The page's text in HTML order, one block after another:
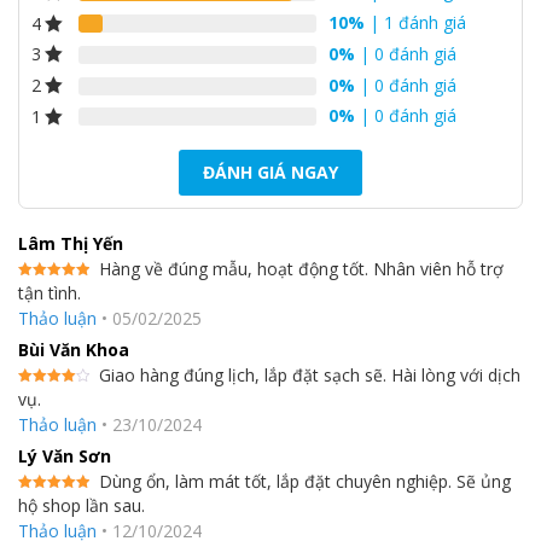
*Miệng gió vào dạng chuông mượt và quạt dạng
xoắn ốc
Miệng gió vào dạng chuông mượt và quạt dạng xoắn ốc hoạt
động nhằm giúp giảm thiểu sự nhiễu loạn trong luồng không khí
và giảm âm thanh.
*Động cơ quạt DC
Hiệu suất được cải thiện ở tất cả các phạm vi so với động cơ AC
thông thường, đặc biệt là ở tốc độ thấp.
4
10% | 1 đánh giá
3
0% | 0 đánh giá
2
0% | 0 đánh giá
1
0% | 0 đánh giá
ĐÁNH GIÁ NGAY
Lâm Thị Yến
Được xếp
hạng5 5
sao
Hàng về đúng mẫu, hoạt động tốt. Nhân viên hỗ trợ
tận tình.
Thảo luận • 05/02/2025
Bùi Văn Khoa
Được
xếp hạng
45 sao
Giao hàng đúng lịch, lắp đặt sạch sẽ. Hài lòng với dịch
vụ.
Thảo luận • 23/10/2024
Lý Văn Sơn
Được xếp
hạng 55
sao
Dùng ổn, làm mát tốt, lắp đặt chuyên nghiệp. Sẽ ủng
hộ shop lần sau.
Thảo luận • 12/10/2024